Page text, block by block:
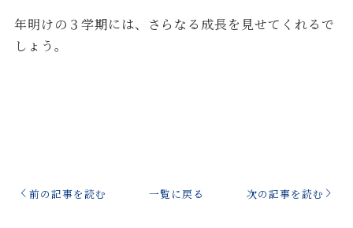
年明けの３学期には、さらなる成長を見せてくれるで
しょう。
前の記事を読む 一覧に戻る 次の記事を読む